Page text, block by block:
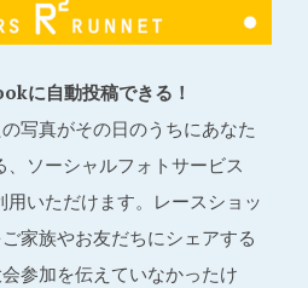
に自動投稿できる！
写真がその日のうちにあなた
ソーシャルフォトサービス
用いただけます。レースショッ
家族やお友だちにシェアする
参加を伝えていなかったけ